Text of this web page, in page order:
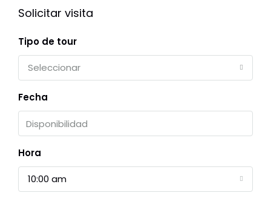
Solicitar visita
Tipo de tour
Seleccionar
Fecha
Hora
10:00 am